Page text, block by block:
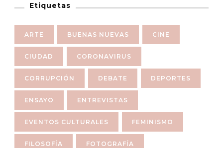
Etiquetas
ARTE BUENAS NUEVAS CINE
CIUDAD CORONAVIRUS
CORRUPCIÓN DEBATE DEPORTES
ENSAYO ENTREVISTAS
EVENTOS CULTURALES FEMINISMO
FILOSOFÍA FOTOGRAFÍA